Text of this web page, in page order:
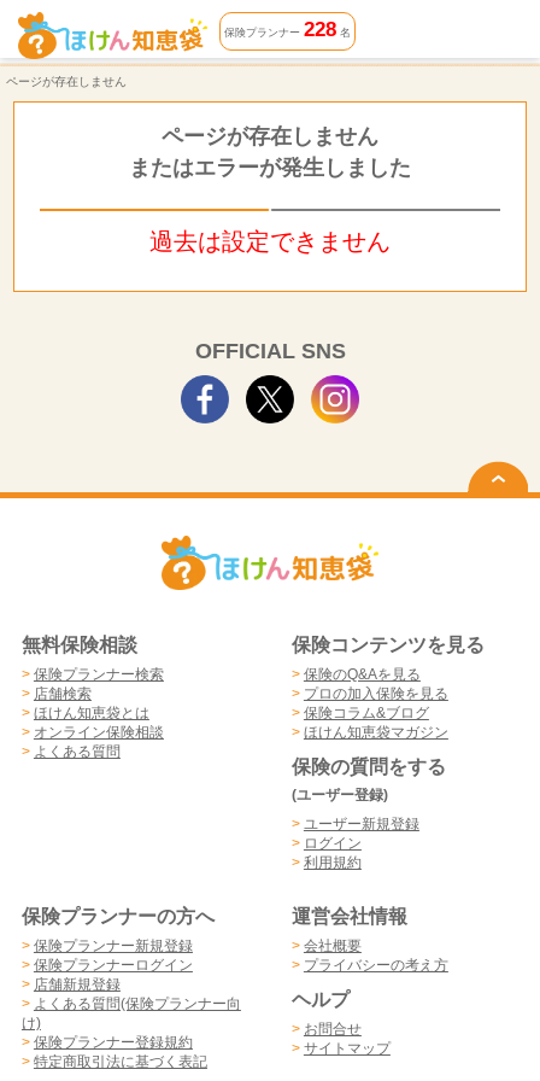
ページが存在しません | ほけん知恵袋
保険プランナー 228名
ページが存在しません
ページが存在しません
またはエラーが発生しました
過去は設定できません
OFFICIAL SNS
無料保険相談
> 保険プランナー検索
> 店舗検索
> ほけん知恵袋とは
> オンライン保険相談
> よくある質問
保険コンテンツを見る
> 保険のQ&Aを見る
> プロの加入保険を見る
> 保険コラム&ブログ
> ほけん知恵袋マガジン
保険の質問をする
(ユーザー登録)
> ユーザー新規登録
> ログイン
> 利用規約
保険プランナーの方へ
> 保険プランナー新規登録
> 保険プランナーログイン
> 店舗新規登録
> よくある質問(保険プランナー向
け)
> 保険プランナー登録規約
> 特定商取引法に基づく表記
運営会社情報
> 会社概要
> プライバシーの考え方
ヘルプ
> お問合せ
> サイトマップ